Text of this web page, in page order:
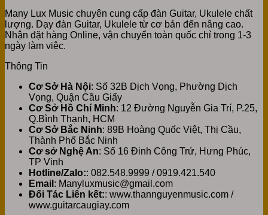
Many Lux Music chuyên cung cấp đàn Guitar, Ukulele chất
lượng. Dạy đàn Guitar, Ukulele từ cơ bản đến nâng cao.
Nhận đặt hàng Online, vận chuyển toàn quốc chỉ trong 1-3
ngày làm việc.
Thông Tin
Cơ Sở Hà Nội: Số 32B Dịch Vọng, Phường Dịch
Vọng, Quận Cầu Giấy
Cơ Sở Hồ Chí Minh: 12 Đường Nguyễn Gia Trí, P.25,
Q.Bình Thạnh, HCM
Cơ Sở Bắc Ninh: 89B Hoàng Quốc Việt, Thị Cầu,
Thành Phố Bắc Ninh
Cơ sở Nghệ An: Số 16 Đinh Công Trứ, Hưng Phúc,
TP Vinh
Hotline/Zalo:: 082.548.9999 / 0919.421.540
Email : Manyluxmusic@gmail.com
Đối Tác Liên kết:: www.thannguyenmusic.com /
www.guitarcaugiay.com